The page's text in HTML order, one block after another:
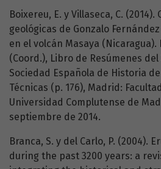
Boixereu, E. y Villaseca, C.
geológicas de Gonzalo
en el volcán Masaya (Nicaragua).
(Coord.), Libro de Resúmenes
Sociedad Española de Historia
Técnicas (p. 176), Madrid:
Universidad Complutense de
septiembre de 2014.
Branca, S. y del Carlo, P. (2004).
during the past 3200 years: a